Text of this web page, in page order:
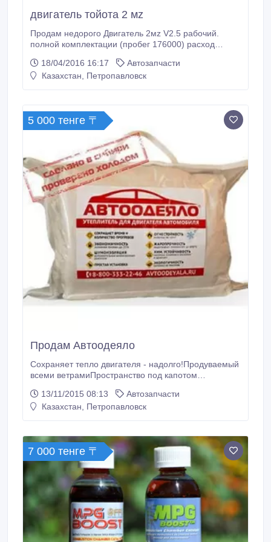
двигатель тойота 2 мz
Продам недорого Двигатель 2мz V2.5 рабочий.
полной комплектации (пробег 176000) расход
18/04/2016 16:17
Автозапчасти
Казахстан, Петропавловск
5 000 тенге 〒
Продам Автоодеяло
Сохраняет тепло двигателя - надолго!Продуваемый
всеми ветрамиПространство под капотом
насквозь. Это очень даже неплохо летом, когда
двигатель необходимо остужать. Но зимой через эти
часы.
13/11/2015 08:13
Автозапчасти
Казахстан, Петропавловск
7 000 тенге 〒